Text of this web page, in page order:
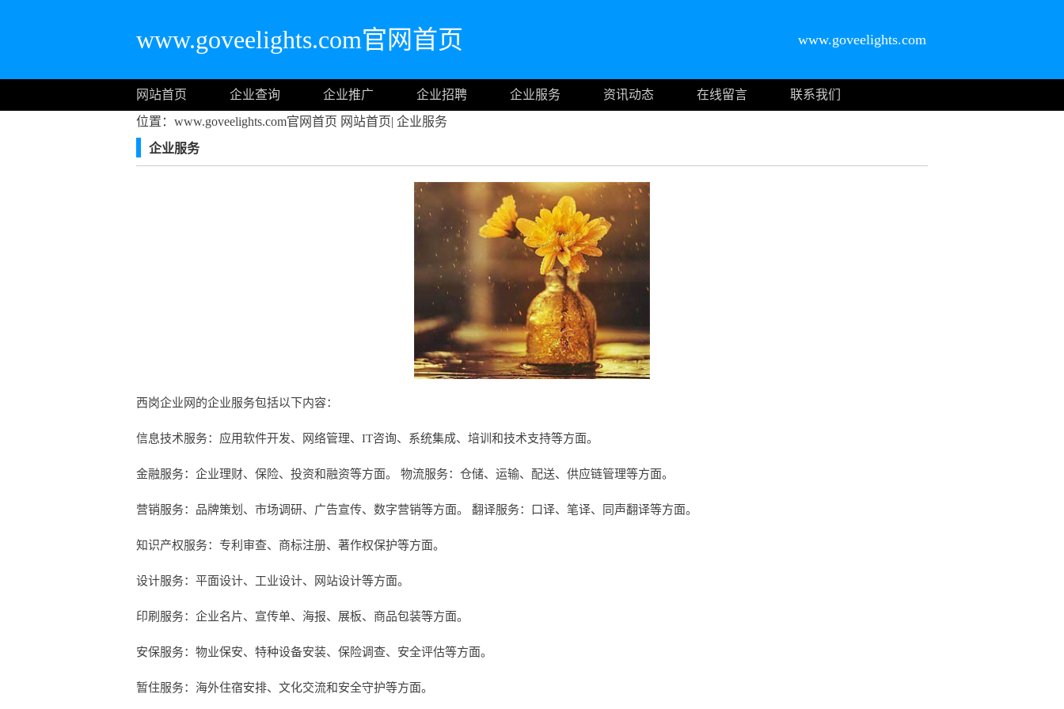
www.goveelights.com官网首页 www.goveelights.com
网站首页 企业查询 企业推广 企业招聘 企业服务 资讯动态 在线留言
联系我们
位置：www.goveelights.com官网首页 网站首页| 企业服务
企业服务
西岗企业网的企业服务包括以下内容：
信息技术服务：应用软件开发、网络管理、IT咨询、系统集成、培训和技术支持等方面。
金融服务：企业理财、保险、投资和融资等方面。 物流服务：仓储、运输、配送、供应链管理等方面。
营销服务：品牌策划、市场调研、广告宣传、数字营销等方面。 翻译服务：口译、笔译、同声翻译等方面。
知识产权服务：专利审查、商标注册、著作权保护等方面。
设计服务：平面设计、工业设计、网站设计等方面。
印刷服务：企业名片、宣传单、海报、展板、商品包装等方面。
安保服务：物业保安、特种设备安装、保险调查、安全评估等方面。
暂住服务：海外住宿安排、文化交流和安全守护等方面。